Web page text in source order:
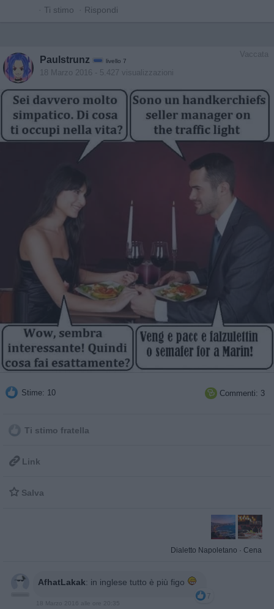
· Ti stimo · Rispondi
Vaccata
Paulstrunz livello 7
18 Marzo 2016 - 5.427 visualizzazioni
Stime: 10  Commenti: 3
Ti stimo fratella
 Link
 Salva
Dialetto Napoletano · Cena
AfhatLakak: in inglese tutto è più figo
7
18 Marzo 2016 alle ore 20:35